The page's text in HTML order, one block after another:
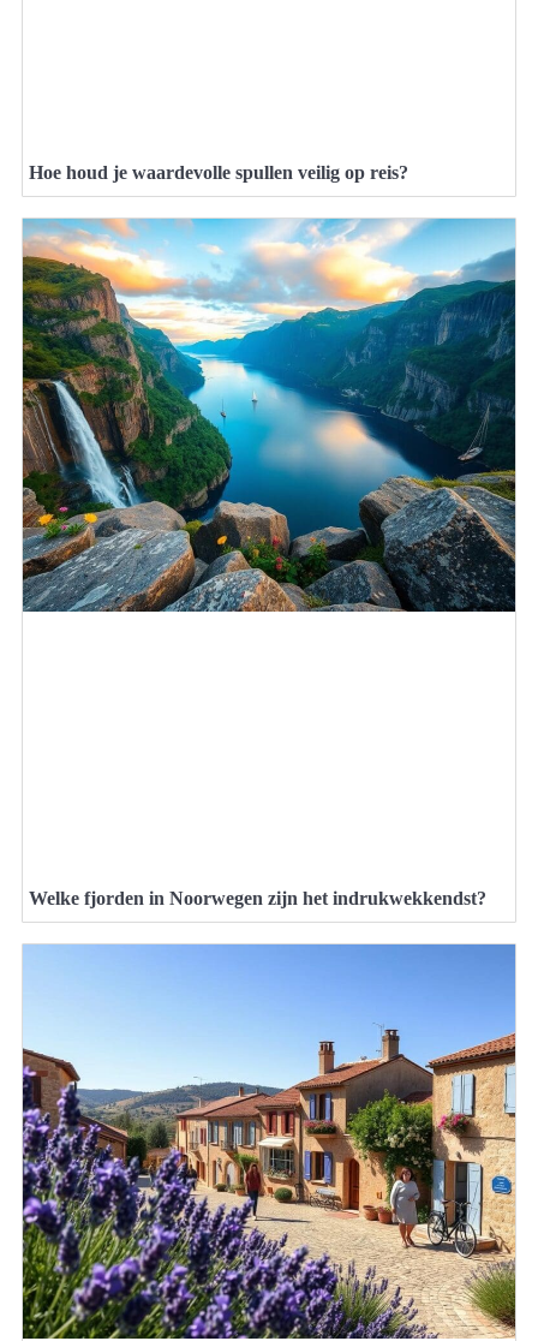
Hoe houd je waardevolle spullen veilig op reis?
Welke fjorden in Noorwegen zijn het indrukwekkendst?